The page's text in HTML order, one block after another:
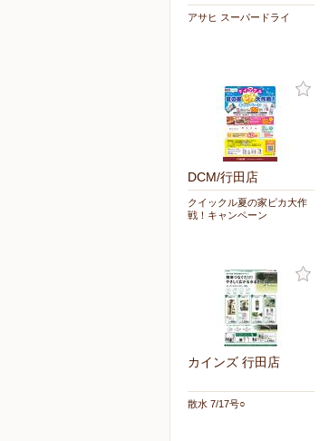
アサヒ スーパードライ
DCM/行田店
クイックル夏の家ピカ大作
戦！キャンペーン
カインズ 行田店
散水 7/17号○